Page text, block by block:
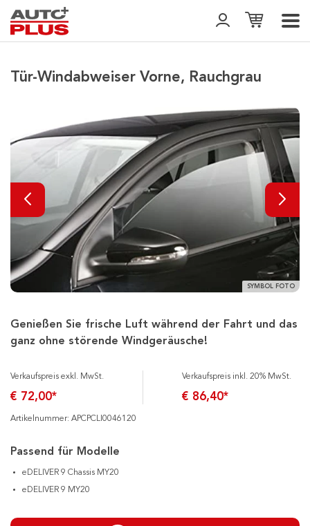
Tür-Windabweiser Vorne, Rauchgrau
SYMBOL FOTO
Genießen Sie frische Luft während der Fahrt und das
ganz ohne störende Windgeräusche!
Verkaufspreis exkl. MwSt.
€ 72,00*
Verkaufspreis inkl. 20% MwSt.
€ 86,40*
Artikelnummer: APCPCLI0046120
Passend für Modelle
eDELIVER 9 Chassis MY20
eDELIVER 9 MY20